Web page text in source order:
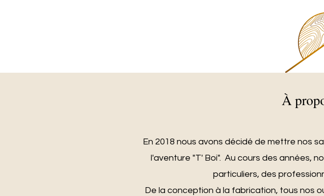
À
En 2018 nous avons décidé de mettre nos
l'aventure "T' Boi". Au cours des années,
particuliers, des
De la conception à la fabrication, tous nos